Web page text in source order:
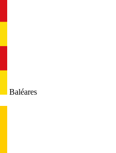
Baléares